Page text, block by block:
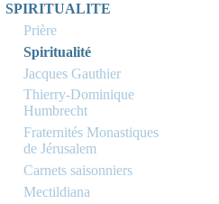
SPIRITUALITE
Prière
Spiritualité
Jacques Gauthier
Thierry-Dominique
Humbrecht
Fraternités Monastiques
de Jérusalem
Carnets saisonniers
Mectildiana